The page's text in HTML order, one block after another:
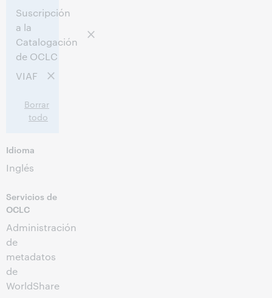
Suscripción
a la
Catalogación
de OCLC
VIAF
Borrar
todo
Idioma
Inglés
Servicios de
OCLC
Administración
de
metadatos
de
WorldShare